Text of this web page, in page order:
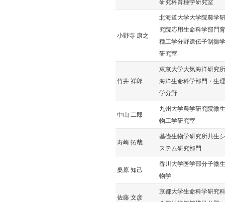
研究科育種学研究室
小野寺 康之
北海道大学大学院農学研
究院応用生命科学部門育
種工学分野遺伝子制御学
研究室
竹井 祥郎
東京大学大気海洋研究所
海洋生命科学部門・生理
学分野
中山 二郎
九州大学農学研究院微生
物工学研究室
寿崎 拓哉
基礎生物学研究所共生シ
ステム研究部門
桑原 知己
香川大学医学部分子微生
物学
佐藤 文彦
京都大学生命科学研究科